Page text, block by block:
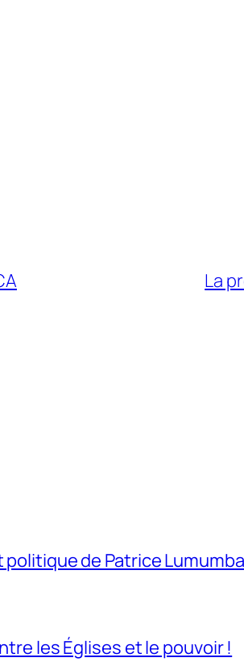
La
politique de Patrice
les Églises et le pouvoir !